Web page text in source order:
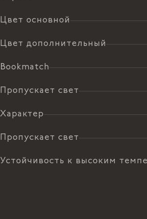
Цвет основной
Цвет дополнительный
Bookmatch
Пропускает свет
Характер
Пропускает свет
Устойчивость к высоким